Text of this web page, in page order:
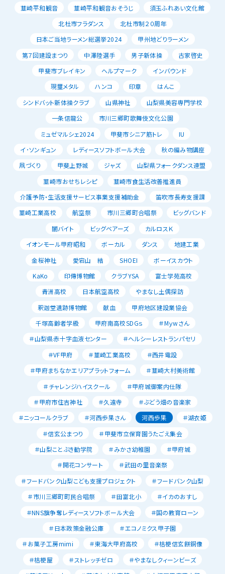
韮崎平和観音
韮崎平和観音おそうじ
須玉ふれあい文化館
北杜市フラダンス
北杜市制２０周年
日本ご当地ラーメン総選挙2024
甲州地どりラーメン
第７回建設まつり
中澤陸選手 男子新体操
古家啓史
甲斐市ブレイキン
ヘルプマーク
インバウンド
現璽メタル
ハンコ 印章
はんこ
シンドバット新体操クラブ
山県神社
山梨県美容専門学校
一条信龍公
市川三郷町歌舞伎文化公園
ミュゼマルシェ2024
甲斐市シニア筋トレ
IU
イ･ソンギュン
レディースソフトボール大会
秋の編み物講座
凧づくり
甲斐上野城 ジャズ
山梨県フォークダンス連盟
韮崎市おせちレシピ
韮崎市食生活改善推進員
介護予防・生活支援サービス事業支援補助金
笛吹市長寿支援課
韮崎工業高校
航空祭 市川三郷町合唱祭
ビッグバンド
闇バイト
ビッグベアーズ
カルロスＫ
イオンモール甲府昭和
ボーカル ダンス
地建工業
金桜神社
愛宕山 結 SHOEI
ボーイスカウト
KaKo
印傳博物館 クラブYSA
富士学苑高校
青洲高校
日本航空高校
やまなし土偶探訪
釈迦堂遺跡博物館
献血
甲府地区建設業協会
千塚高齢者学級
甲府南高校SDGｓ
＃Mｙwさん
＃山梨県赤十字血液センター
＃ヘルシーレストランパセリ
＃VF甲府
＃韮崎工業高校
＃西井電設
＃甲府まちなかエリアプラットフォーム
＃韮崎大村美術館
＃チャレンジハイスクール
＃甲府城御案内仕隊
＃甲府市住吉神社
＃久遠寺
＃ぶどう畑の音楽家
＃ニッコールクラブ
＃河西歩果さん 河西歩果
＃湖衣姫
＃信玄公まつり
＃甲斐市立保育園うたごえ集会
＃山梨ことぶき勧学院
＃みかさ幼稚園
＃甲府城
＃開花コンサート
＃武田の里音楽祭
＃フードバンク山梨こども支援プロジェクト
＃フードバンク山梨
＃市川三郷町町民合唱祭
＃田富北小
＃イカのおすし
＃NNS旗争奪レディースソフトボール大会
＃国の教育ローン
＃日本政策金融公庫
＃エコノミクス甲子園
＃お菓子工房mimi
＃東海大甲府高校
＃桔梗信玄餅銅像
＃桔梗屋
＃ストレッチゼロ
＃やまなしクィーンビーズ